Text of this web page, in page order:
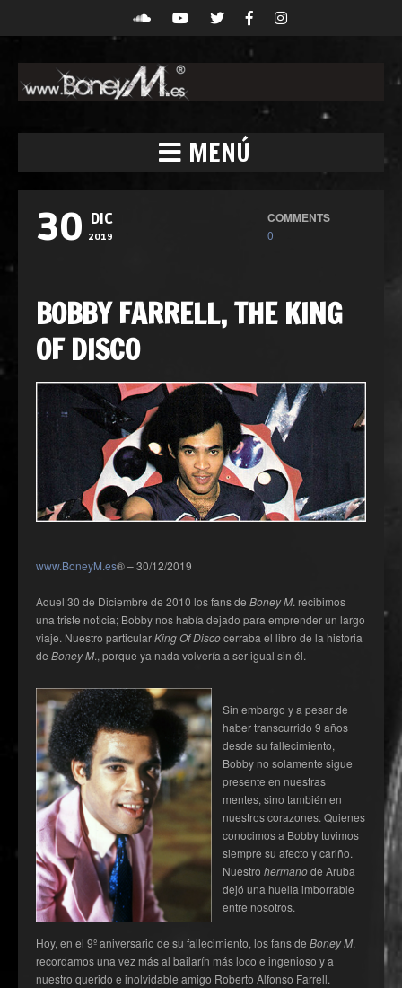
MENÚ
30 DIC
2019
COMMENTS
0
BOBBY FARRELL, THE KING
OF DISCO
www.BoneyM.es® – 30/12/2019
Aquel 30 de Diciembre de 2010 los fans de Boney M. recibimos
una triste noticia; Bobby nos había dejado para emprender un largo
viaje. Nuestro particularKing Of Discocerraba el libro de la historia
de Boney M., porque ya nada volvería a ser igual sin él.
Sin embargo y a pesar de
haber transcurrido 9 años
desde su fallecimiento,
Bobby no solamente sigue
presente en nuestras
mentes, sino también en
nuestros corazones. Quienes
conocimos a Bobby tuvimos
siempre su afecto y cariño.
Nuestro hermanode Aruba
dejó una huella imborrable
entre nosotros.
Hoy, en el 9º aniversario de su fallecimiento, los fans de Boney M.
recordamos una vez más al bailarín más loco e ingenioso y a
nuestro querido e inolvidable amigo Roberto Alfonso Farrell.